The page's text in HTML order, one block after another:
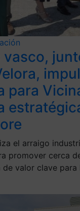
vasco,
para
el arraigo
promover cerca
de valor clave para